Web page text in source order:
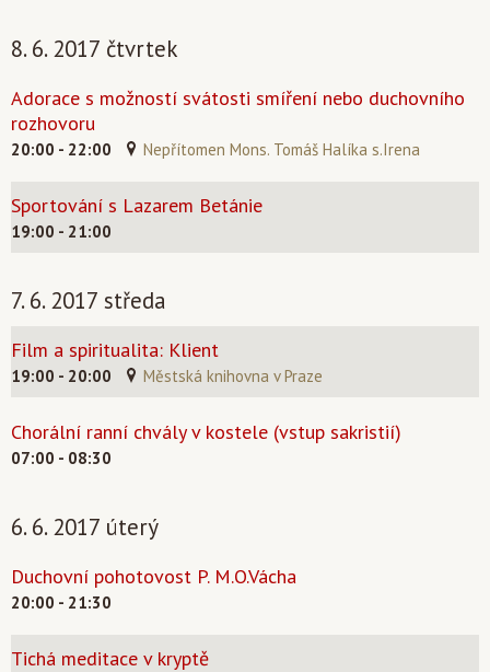
8. 6. 2017 čtvrtek
Adorace s možností svátosti smíření nebo duchovního
rozhovoru
20:00 - 22:00 Nepřítomen Mons. Tomáš Halíka s.Irena
Sportování s Lazarem Betánie
19:00 - 21:00
7. 6. 2017 středa
Film a spiritualita: Klient
19:00 - 20:00 Městská knihovna v Praze
Chorální ranní chvály v kostele (vstup sakristií)
07:00 - 08:30
6. 6. 2017 úterý
Duchovní pohotovost P. M.O.Vácha
20:00 - 21:30
Tichá meditace v kryptě